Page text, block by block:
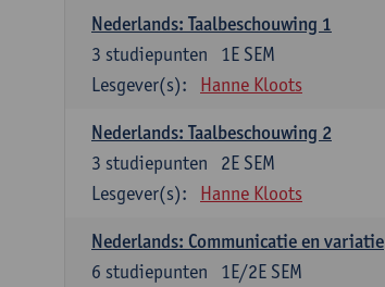
Nederlands: Taalbeschouwing 1
1E SEM
3 studiepunten
Lesgever(s):
Hanne Kloots
Nederlands: Taalbeschouwing 2
2E SEM
3 studiepunten
Lesgever(s):
Hanne Kloots
Nederlands: Communicatie en variatie
1E/2E SEM
6 studiepunten